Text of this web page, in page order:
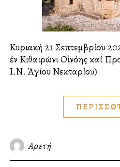
Κυριακὴ 21 Σεπτεμβρίου 2025 Ὁσίου Μελετίου του
ἐν Κιθαιρώνι Οἰνόης καί
Ι.Ν. Ἁγίου Νεκταρίου)
Αρετή